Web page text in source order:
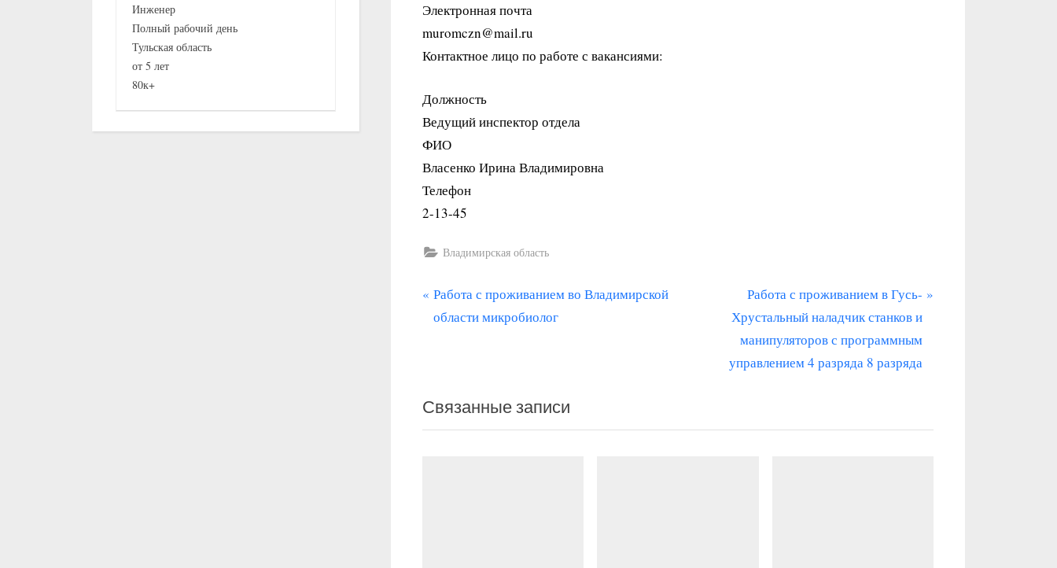
Электронная почта
muromczn@mail.ru
Контактное лицо по работе с вакансиями:
Должность
Ведущий инспектор отдела
ФИО
Власенко Ирина Владимировна
Телефон
2-13-45
Владимирская область
Навигация
по
П
р
д
у
Работа с проживанием во Владимирской
области микробиолог
С
л
е
д
щ
Работа с проживанием в Гусь-
Хрустальный наладчик станков и
манипуляторов с программным
управлением 4 разряда 8 разряда
Связанные записи
Инженер
Полный рабочий день
Тульская область
от 5 лет
80к+